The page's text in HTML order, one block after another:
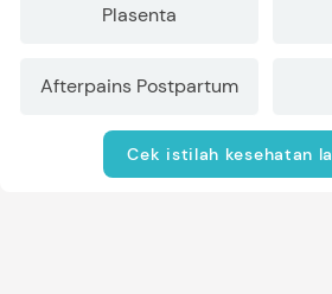
Plasenta
Afterpains Postpartum
Cek istilah kesehatan